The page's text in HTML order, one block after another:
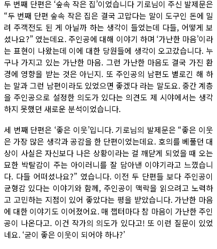
두 번째 단편은 ‘숲속 작은 집’이었습니다 기로님이 주신 발제문은
“두 번째 단편 숲속 작은 집은 결국 고맙다는 말이 도구인 돈에 밀
려 주객전도 된 게 아닐까 하는 생각이 들었는데 다들, 어떻게 보
셨나요?” 였는데요. 주인공에 대해 이야기 하며 ‘가난한 마음’이라
는 표현이 나왔는데 이에 대한 당원들에 생각이 오고갔습니다. 누
구나 가지고 있는 가난한 마음. 그런 가난한 마음도 결국 가진 환
경에 영향을 받는 것은 아닌지. 또 주인공의 남편도 별로긴 해 하
는 말과 그런 남편이라도 있었으면 좋겠다 라는 말도요. 중간 계층
을 주인공으로 설정한 의도가 있다는 의견도 제 시야에서는 생각
하지 못했던 새로운 분석이었습니다.
세 번째 단편은 ‘좋은 이웃’입니다. 기로님의 발제문은 “좋은 이웃
은 가장 많은 생각과 공감을 한 단편이었는데요. 호의를 베풀던 대
상이 사실은 자신보다 나은 상황이라는 걸 깨닫게 되었을 때 오는
묘한 박탈감이 주는 아이러니를 잘 담아낸 이야기라고 느꼈습니
다. 다들 어떠셨나요?” 였습니다. 이전 두 단편들 보다 주인공이
균형감 있다는 이야기와 함께, 주인공이 맥락을 읽으려고 노력하
고 고민하는 지점이 있어 좋았다는 평을 받았습니다. 가난한 마음
에 대한 이야기도 이어졌어요. 매 챕터마다 참 마음이 가난한 주인
공이 나온다고. 이건 작가의 의도가 있다고! 또 이런 질문이 있었
네요. ‘굳이 좋은 이웃이 되어야 하나?’